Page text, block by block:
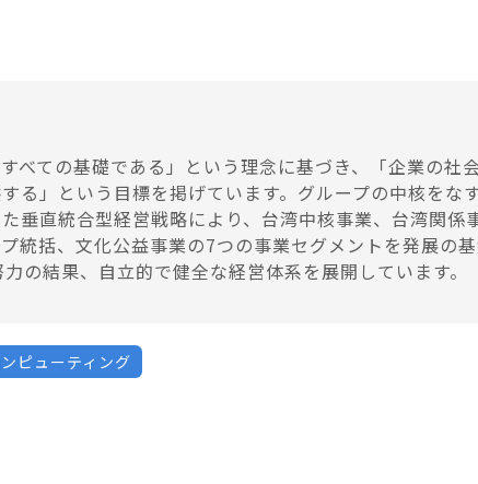
べての基礎である」という理念に基づき、「企業の社
る」という目標を掲げています。グループの中核をな
垂直統合型経営戦略により、台湾中核事業、台湾関係
統括、文化公益事業の7つの事業セグメントを発展の
の結果、自立的で健全な経営体系を展開しています。
ピューティング